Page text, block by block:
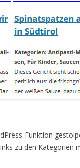
Funktion
zu den Kategorien